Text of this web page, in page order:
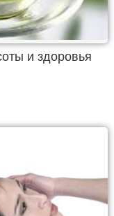
и здоровья